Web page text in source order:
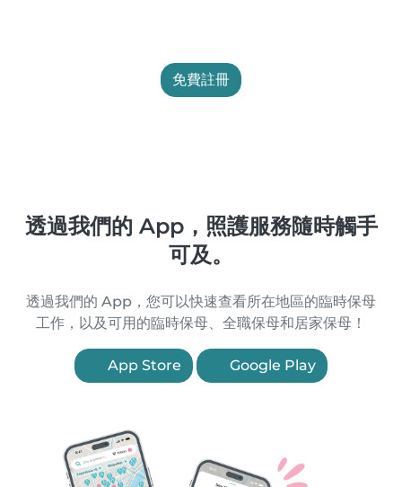
免費註冊
透過我們的 App，照護服務隨時觸手
可及。
透過我們的 App，您可以快速查看所在地區的臨時保母
工作，以及可用的臨時保母、全職保母和居家保母！
App Store Google Play